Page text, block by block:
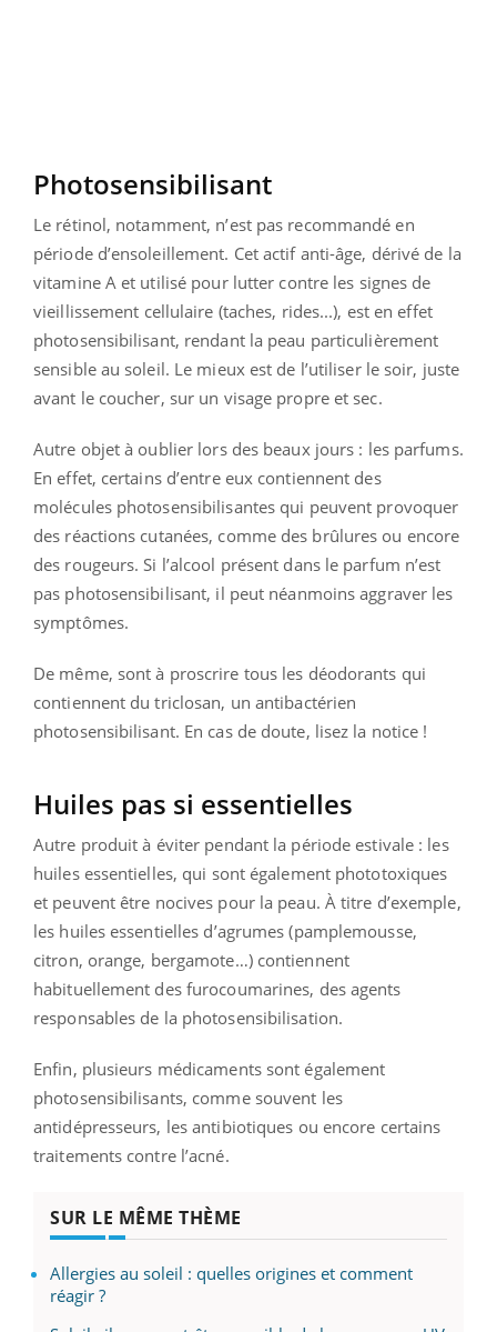
Photosensibilisant
Le rétinol, notamment, n’est pas recommandé en
période d’ensoleillement. Cet actif anti-âge, dérivé de la
vitamine A et utilisé pour lutter contre les signes de
vieillissement cellulaire (taches, rides...), est en effet
photosensibilisant, rendant la peau particulièrement
sensible au soleil. Le mieux est de l’utiliser le soir, juste
avant le coucher, sur un visage propre et sec.
Autre objet à oublier lors des beaux jours : les parfums.
En effet, certains d’entre eux contiennent des
molécules photosensibilisantes qui peuvent provoquer
des réactions cutanées, comme des brûlures ou encore
des rougeurs. Si l’alcool présent dans le parfum n’est
pas photosensibilisant, il peut néanmoins aggraver les
symptômes.
De même, sont à proscrire tous les déodorants qui
contiennent du triclosan, un antibactérien
photosensibilisant. En cas de doute, lisez la notice !
Huiles pas si essentielles
Autre produit à éviter pendant la période estivale : les
huiles essentielles, qui sont également phototoxiques
et peuvent être nocives pour la peau. À titre d’exemple,
les huiles essentielles d’agrumes (pamplemousse,
citron, orange, bergamote…) contiennent
habituellement des furocoumarines, des agents
responsables de la photosensibilisation.
Enfin, plusieurs médicaments sont également
photosensibilisants, comme souvent les
antidépresseurs, les antibiotiques ou encore certains
traitements contre l’acné.
SUR LE MÊME THÈME
Allergies au soleil : quelles origines et comment
réagir ?